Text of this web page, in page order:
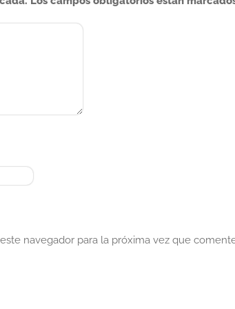
navegador para la próxima vez que